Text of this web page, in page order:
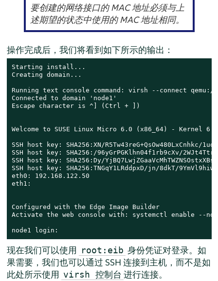
要创建的网络接口的 MAC 地址必须与上
述期望的状态中使用的 MAC 地址相同。
操作完成后，我们将看到如下所示的输出：
Starting install...
Creating domain...
Running text console command: virsh --connect
Connected to domain 'node1'
Escape character is ^] (Ctrl + ])
Welcome to SUSE Linux Micro 6.0 (x86_64) - Kernel
SSH host key: SHA256:XN/R5Tw43reG+QsOw480LxCnhkc/
SSH host key: SHA256:/96yGrPGKlhn04f1rb9cXv/
SSH host key: SHA256:Dy/
SSH host key: SHA256:TNGqY1LRddpxD/jn/8dkT/
eth0: 192.168.122.50
eth1:
Configured with the Edge Image Builder
Activate the web console with: systemctl enable --
node1 login:
现在我们可以使用 root:eib 身份凭证对登录。如
果需要，我们也可以通过 SSH 连接到主机，而不是如
此处所示使用 virsh 控制台 进行连接。